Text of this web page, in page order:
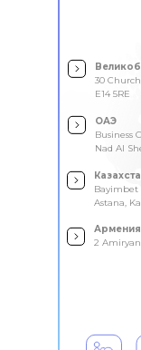
30
E14 5RE
ОАЭ
Business
Nad Al
Bayimbet
Astana,
Армения
2 Amiryan